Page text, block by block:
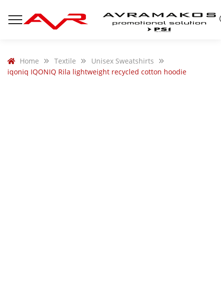
Home Textile
Unisex Sweatshirts
iqoniq IQONIQ Rila lightweight recycled cotton hoodie